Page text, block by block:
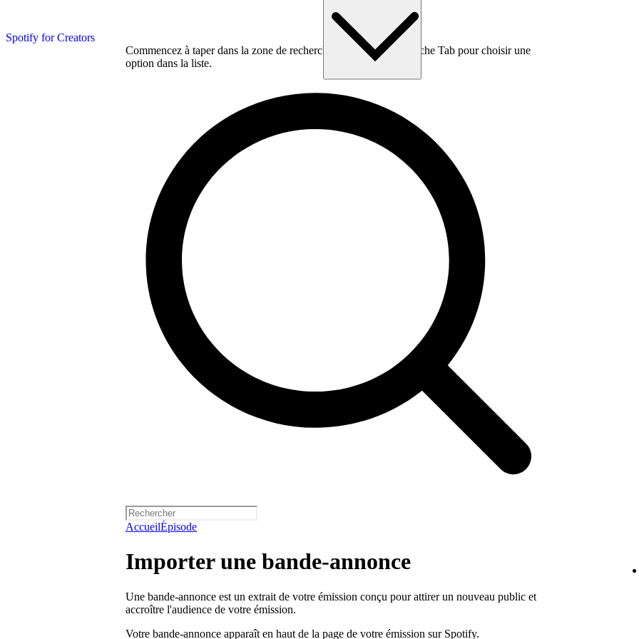
Spotify for Creators
Commencez à taper dans la zone de recherche, puis utilisez la touche Tab pour choisir une
option dans la liste.
AccueilÉpisode
Importer une bande-annonce
Une bande-annonce est un extrait de votre émission conçu pour attirer un nouveau public et
accroître l'audience de votre émission.
Votre bande-annonce apparaît en haut de la page de votre émission sur Spotify.